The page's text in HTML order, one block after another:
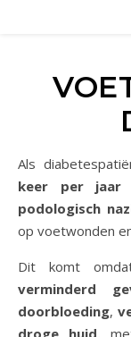
Als
keer per jaar
podologisch
op voetwonden
Dit komt
verminderd
doorbloeding,
droge huid,